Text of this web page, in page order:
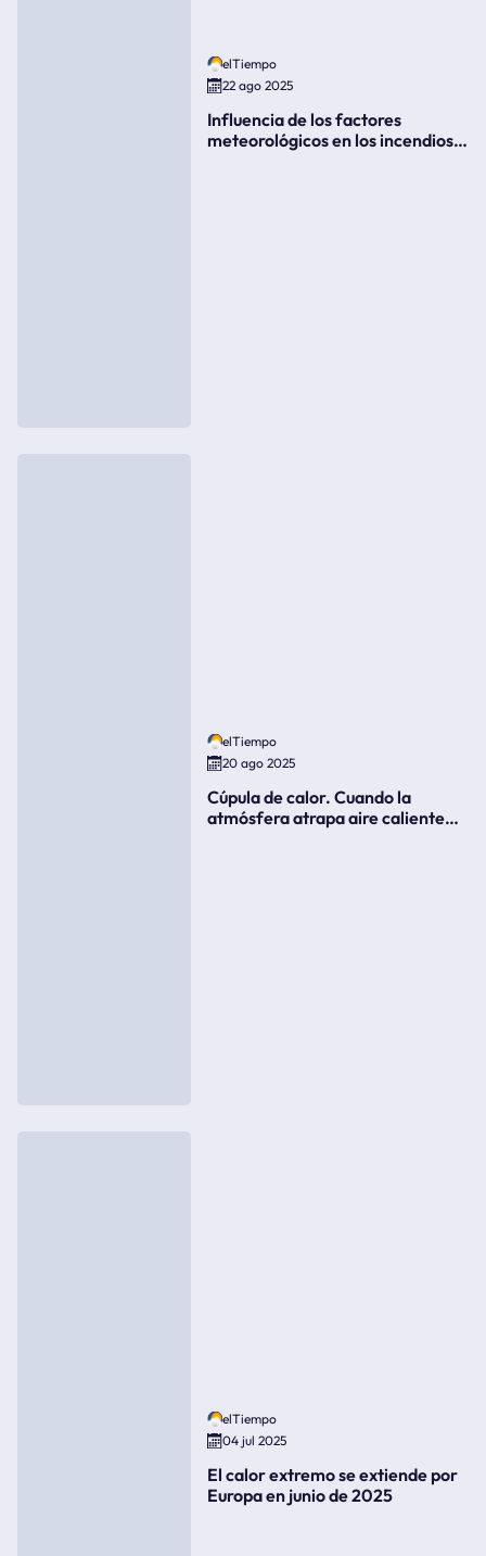
elTiempo
22 ago 2025
Influencia de los factores
meteorológicos en los incendios
elTiempo
20 ago 2025
Cúpula de calor. Cuando la
atmósfera atrapa aire caliente
elTiempo
04 jul 2025
El calor extremo se extiende por
Europa en junio de 2025